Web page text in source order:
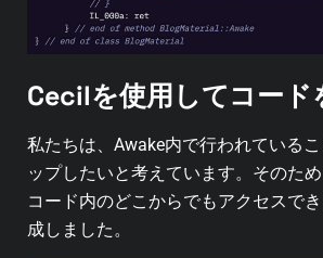
Cecilを使用してコード
私たちは、 Awake内で行われている
ップしたいと考えています。そのた
コード内のどこからでもアクセスで
成しました。